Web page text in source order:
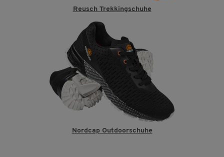
Reusch Trekkingschuhe
Nordcap Outdoorschuhe